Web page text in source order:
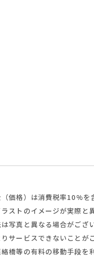
価格）は消費税率10%を
ストのイメージが実際と
写真と異なる場合がござい
サービスできないことが
橋等の有料の移動手段を